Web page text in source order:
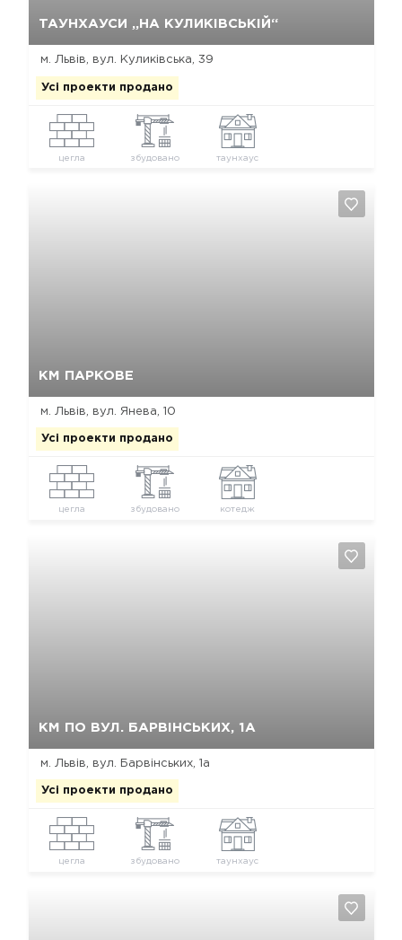
ТАУНХАУСИ „НА КУЛИКІВСЬКІЙ“
м. Львів, вул. Куликівська, 39
Усі проекти продано
цегла збудовано таунхаус
КМ ПАРКОВЕ
м. Львів, вул. Янева, 10
Усі проекти продано
цегла збудовано котедж
КМ ПО ВУЛ. БАРВІНСЬКИХ, 1А
м. Львів, вул. Барвінських, 1а
Усі проекти продано
цегла збудовано таунхаус